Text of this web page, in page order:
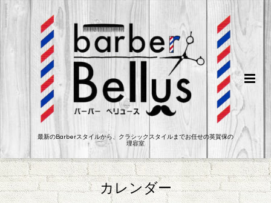
最新のBarberスタイルから、クラシックスタイルまでお任せの英賀保の
理容室
カレンダー